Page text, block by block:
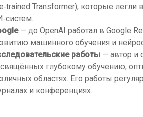
Transformer), которые
— до OpenAI работал в Google
машинного обучения и
работы — автор и
глубокому обучению,
областях. Его работы
и конференциях.